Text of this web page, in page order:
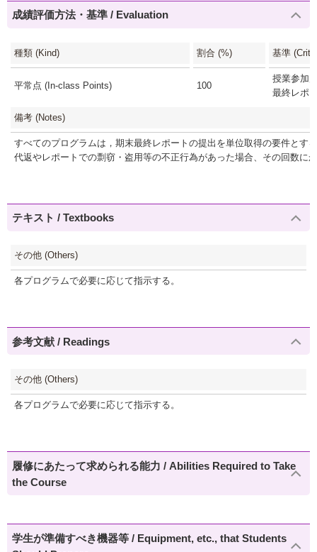
成績評価方法・基準 / Evaluation
種類 (Kind) 割合 (%) 基準
平常点 (In-class Points) 100
授業参加
最終レポ
備考 (Notes)
すべてのプログラムは，期末最終レポートの提出を単位取得の要件とす
代返やレポートでの剽窃・盗用等の不正行為があった場合、その回数
テキスト / Textbooks
その他 (Others)
各プログラムで必要に応じて指示する。
参考文献 / Readings
その他 (Others)
各プログラムで必要に応じて指示する。
履修にあたって求められる能力 / Abilities Required to Take
the Course
学生が準備すべき機器等 / Equipment, etc., that Students